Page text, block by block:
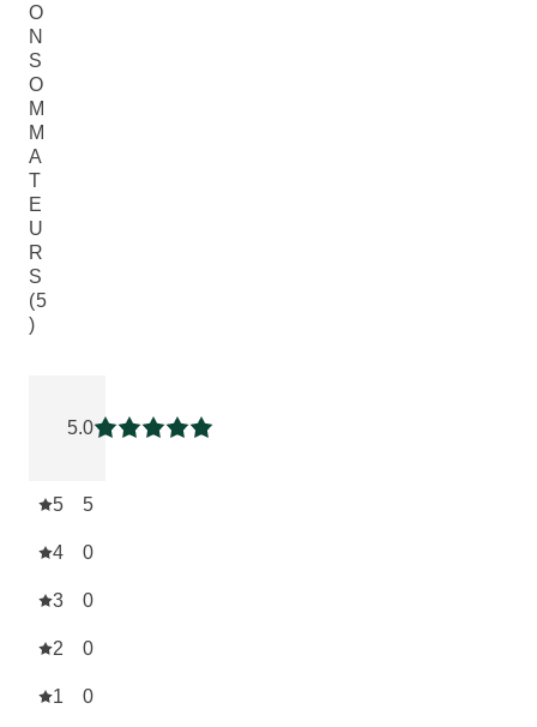
O
N
S
O
M
M
A
T
E
U
R
S
(5
)
5.0
Note actuelle : 5 sur 5 étoiles
5 5
4 0
3 0
2 0
1 0